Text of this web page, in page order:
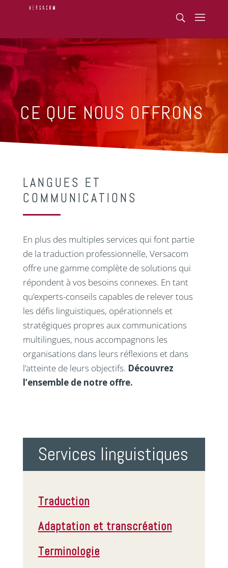
CE QUE NOUS OFFRONS
LANGUES ET
COMMUNICATIONS
En plus des multiples services qui font partie
de la traduction professionnelle, Versacom
offre une gamme complète de solutions qui
répondent à vos besoins connexes. En tant
qu’experts-conseils capables de relever tous
les défis linguistiques, opérationnels et
stratégiques propres aux communications
multilingues, nous accompagnons les
organisations dans leurs réflexions et dans
l’atteinte de leurs objectifs. Découvrez
l’ensemble de notre offre.
Services linguistiques
Traduction
Adaptation et transcréation
Terminologie